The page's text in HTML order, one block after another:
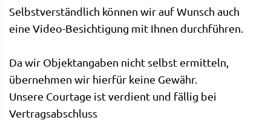
Selbstverständlich können wir auf Wunsch auch
eine Video-Besichtigung mit Ihnen durchführen.
Da wir Objektangaben nicht selbst ermitteln,
übernehmen wir hierfür keine Gewähr.
Unsere Courtage ist verdient und fällig bei
Vertragsabschluss